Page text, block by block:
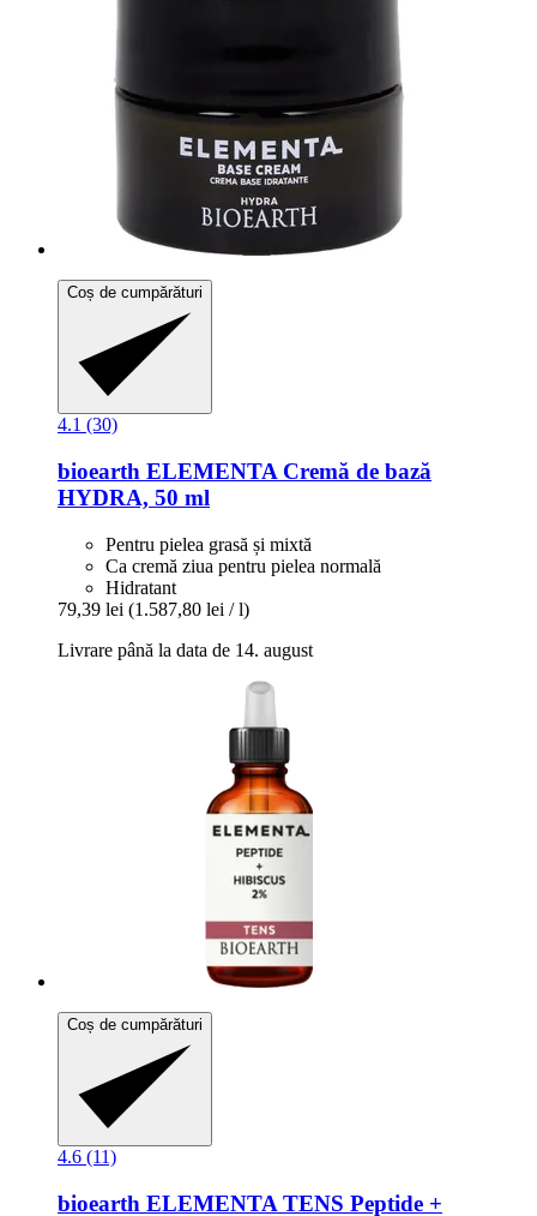
Coș de cumpărături
4.1 (30)
bioearth ELEMENTA Cremă de bază
HYDRA, 50 ml
Pentru pielea grasă și mixtă
Ca cremă ziua pentru pielea normală
Hidratant
79,39 lei (1.587,80 lei / l)
Livrare până la data de 14. august
Coș de cumpărături
4.6 (11)
bioearth ELEMENTA TENS Peptide +